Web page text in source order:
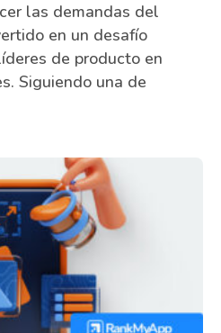
las demandas del
en un desafío
de producto en
Siguiendo una de